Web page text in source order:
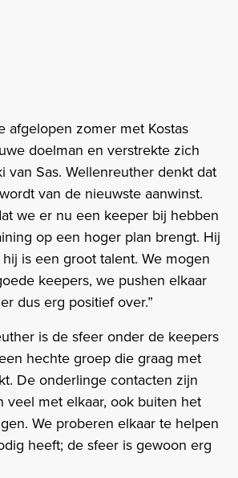
afgelopen zomer met Kostas
doelman en verstrekte zich
van Sas. Wellenreuther denkt dat
van de nieuwste aanwinst.
we er nu een keeper bij hebben
op een hoger plan brengt. Hij
is een groot talent. We mogen
keepers, we pushen elkaar
dus erg positief over.”
is de sfeer onder de keepers
hechte groep die graag met
De onderlinge contacten zijn
veel met elkaar, ook buiten het
We proberen elkaar te helpen
heeft; de sfeer is gewoon erg